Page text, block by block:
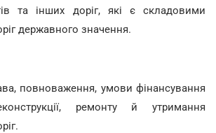
та інших доріг, які є складовими
державного значення.
повноваження, умови фінансування
ремонту й утримання